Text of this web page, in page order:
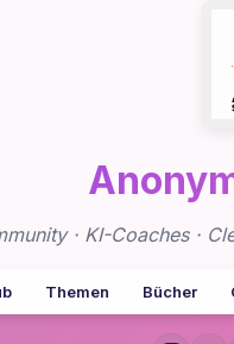
· KI-Coaches ·
Themen Bücher